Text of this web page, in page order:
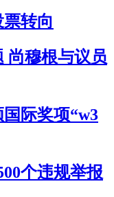
转向
尚穆根与议员
国际奖项“w3
个违规举报